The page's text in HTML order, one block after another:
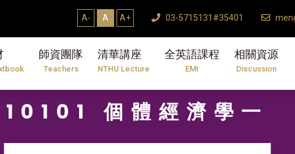
A- A A+ 03-5715131#35401
師資團隊
Teachers
清華講座
NTHU Lecture
全英語課程
EMI
相關資源
Discussion
10101 個體經濟學一